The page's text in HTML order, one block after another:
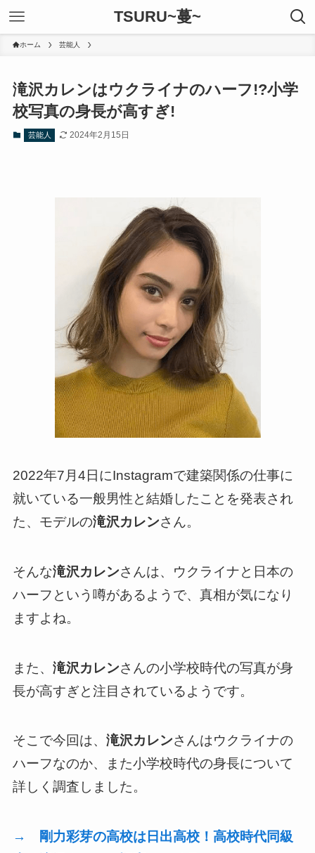
TSURU~蔓~
ホーム 芸能人
滝沢カレンはウクライナのハーフ!?小学
校写真の身長が高すぎ!
芸能人 2024年2月15日
2022年7月4日にInstagramで建築関係の仕事に
就いている一般男性と結婚したことを発表され
た、モデルの滝沢カレンさん。
そんな滝沢カレンさんは、ウクライナと日本の
ハーフという噂があるようで、真相が気になり
ますよね。
また、 滝沢カレンさんの小学校時代の写真が身
長が高すぎと注目されているようです。
そこで今回は、 滝沢カレンさんはウクライナの
ハーフなのか、また小学校時代の身長について
詳しく調査しました。
→ 剛力彩芽の高校は日出高校！高校時代同級